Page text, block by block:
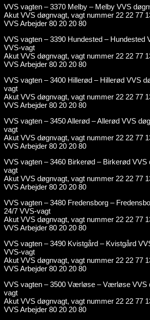
VVS vagten – 3370 Melby – Melby VVS
Akut VVS døgnvagt, vagt nummer 22 22 77
VVS Arbejder 80 20 20 80
VVS vagten – 3390 Hundested – Hundested
VVS-vagt
Akut VVS døgnvagt, vagt nummer 22 22 77
VVS Arbejder 80 20 20 80
VVS vagten – 3400 Hillerød – Hillerød VVS
vagt
Akut VVS døgnvagt, vagt nummer 22 22 77
VVS Arbejder 80 20 20 80
VVS vagten – 3450 Allerød – Allerød VVS
vagt
Akut VVS døgnvagt, vagt nummer 22 22 77
VVS Arbejder 80 20 20 80
VVS vagten – 3460 Birkerød – Birkerød VVS
vagt
Akut VVS døgnvagt, vagt nummer 22 22 77
VVS Arbejder 80 20 20 80
VVS vagten – 3480 Fredensborg –
24/7 VVS-vagt
Akut VVS døgnvagt, vagt nummer 22 22 77
VVS Arbejder 80 20 20 80
VVS vagten – 3490 Kvistgård – Kvistgård
VVS-vagt
Akut VVS døgnvagt, vagt nummer 22 22 77
VVS Arbejder 80 20 20 80
VVS vagten – 3500 Værløse – Værløse VVS
vagt
Akut VVS døgnvagt, vagt nummer 22 22 77
VVS Arbejder 80 20 20 80